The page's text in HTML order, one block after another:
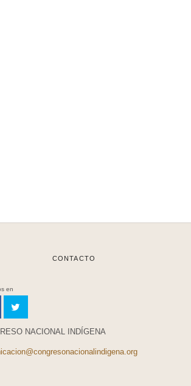
CONTACTO
en
NACIONAL INDÍGENA